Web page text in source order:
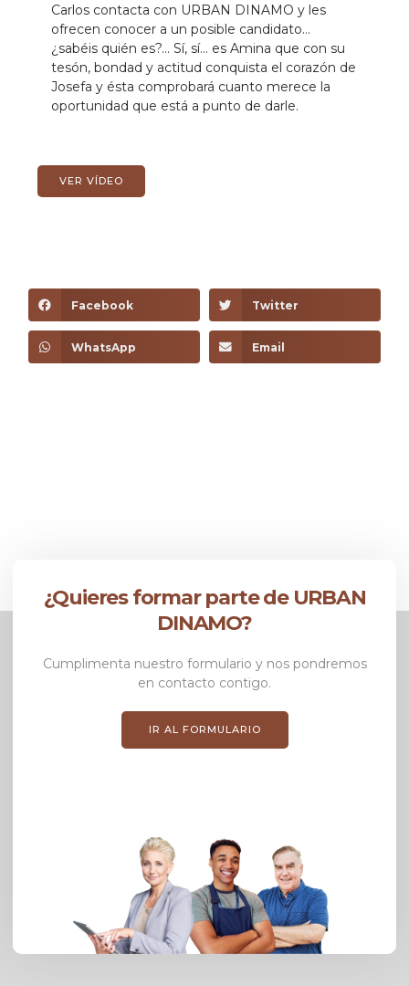
Carlos contacta con URBAN DINAMO y les
ofrecen conocer a un posible candidato…
¿sabéis quién es?… Sí, sí… es Amina que con su
tesón, bondad y actitud conquista el corazón de
Josefa y ésta comprobará cuanto merece la
oportunidad que está a punto de darle.
VER VÍDEO
Facebook Twitter
WhatsApp Email
¿Quieres formar parte de URBAN
DINAMO?
Cumplimenta nuestro formulario y nos pondremos
en contacto contigo.
IR AL FORMULARIO